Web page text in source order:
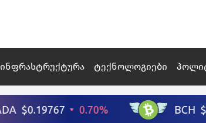
ინფრასტრუქტურა ტექნოლოგიები